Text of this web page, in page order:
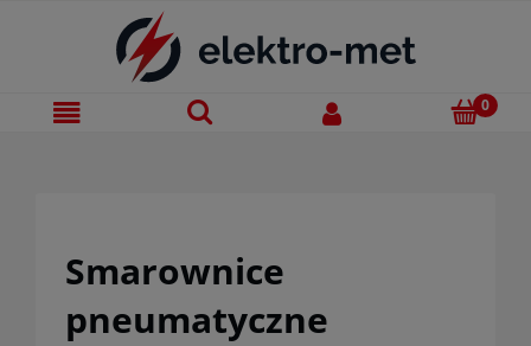
Smarownice
pneumatyczne